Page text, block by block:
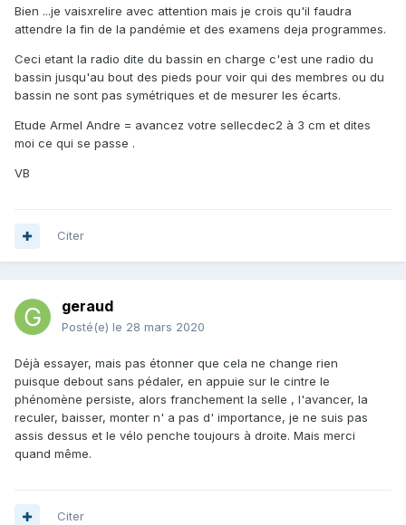
Bien ...je vaisxrelire avec attention mais je crois qu'il faudra
attendre la fin de la pandémie et des examens deja programmes.
Ceci etant la radio dite du bassin en charge c'est une radio du
bassin jusqu'au bout des pieds pour voir qui des membres ou du
bassin ne sont pas symétriques et de mesurer les écarts.
Etude Armel Andre = avancez votre sellecdec2 à 3 cm et dites
moi ce qui se passe .
VB
Citer
geraud
Posté(e) le 28 mars 2020
Déjà essayer, mais pas étonner que cela ne change rien
puisque debout sans pédaler, en appuie sur le cintre le
phénomène persiste, alors franchement la selle , l'avancer, la
reculer, baisser, monter n' a pas d' importance, je ne suis pas
assis dessus et le vélo penche toujours à droite. Mais merci
quand même.
Citer